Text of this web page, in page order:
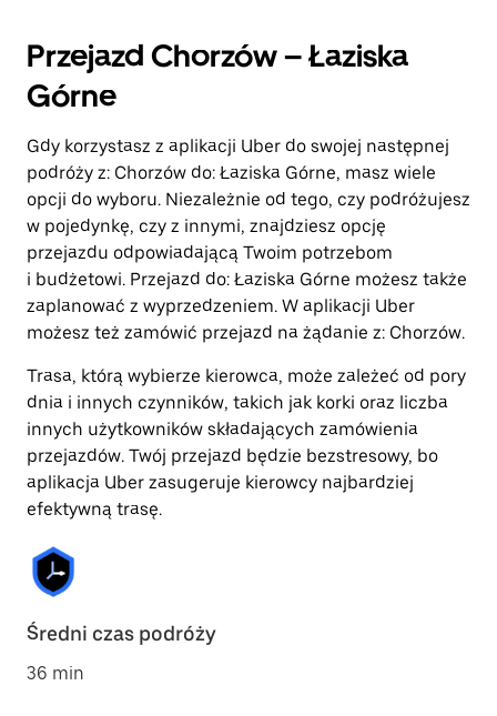
Przejazd Chorzów – Łaziska
Górne
Gdy korzystasz z aplikacji Uber do swojej następnej
podróży z: Chorzów do: Łaziska Górne, masz wiele
opcji do wyboru. Niezależnie od tego, czy podróżujesz
w pojedynkę, czy z innymi, znajdziesz opcję
przejazdu odpowiadającą Twoim potrzebom
i budżetowi. Przejazd do: Łaziska Górne możesz także
zaplanować z wyprzedzeniem. W aplikacji Uber
możesz też zamówić przejazd na żądanie z: Chorzów.
Trasa, którą wybierze kierowca, może zależeć od pory
dnia i innych czynników, takich jak korki oraz liczba
innych użytkowników składających zamówienia
przejazdów. Twój przejazd będzie bezstresowy, bo
aplikacja Uber zasugeruje kierowcy najbardziej
efektywną trasę.
Średni czas podróży
36 min